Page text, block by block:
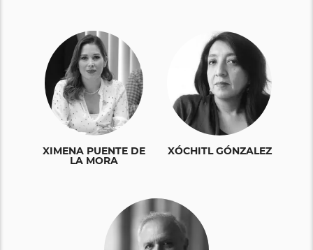
XIMENA PUENTE DE
LA MORA
XÓCHITL GÓNZALEZ